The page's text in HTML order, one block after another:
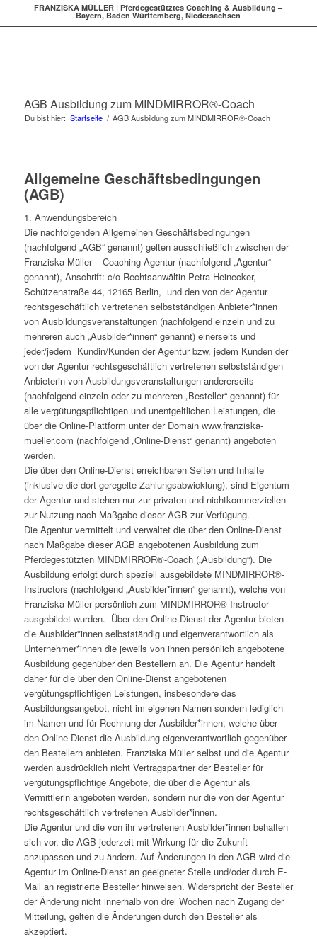
FRANZISKA MÜLLER | Pferdegestütztes Coaching & Ausbildung –
Bayern, Baden Württemberg, Niedersachsen
AGB Ausbildung zum MINDMIRROR®-Coach
Du bist hier: Startseite / AGB Ausbildung zum MINDMIRROR®-Coach
Allgemeine Geschäftsbedingungen
(AGB)
1. Anwendungsbereich
Die nachfolgenden Allgemeinen Geschäftsbedingungen
(nachfolgend „AGB“ genannt) gelten ausschließlich zwischen der
Franziska Müller – Coaching Agentur (nachfolgend „Agentur“
genannt), Anschrift: c/o Rechtsanwältin Petra Heinecker,
Schützenstraße 44, 12165 Berlin, und den von der Agentur
rechtsgeschäftlich vertretenen selbstständigen Anbieter*innen
von Ausbildungsveranstaltungen (nachfolgend einzeln und zu
mehreren auch „Ausbilder*innen“ genannt) einerseits und
jeder/jedem Kundin/Kunden der Agentur bzw. jedem Kunden der
von der Agentur rechtsgeschäftlich vertretenen selbstständigen
Anbieterin von Ausbildungsveranstaltungen andererseits
(nachfolgend einzeln oder zu mehreren „Besteller“ genannt) für
alle vergütungspflichtigen und unentgeltlichen Leistungen, die
über die Online-Plattform unter der Domain www.franziska-
mueller.com (nachfolgend „Online-Dienst“ genannt) angeboten
werden.
Die über den Online-Dienst erreichbaren Seiten und Inhalte
(inklusive die dort geregelte Zahlungsabwicklung), sind Eigentum
der Agentur und stehen nur zur privaten und nichtkommerziellen
zur Nutzung nach Maßgabe dieser AGB zur Verfügung.
Die Agentur vermittelt und verwaltet die über den Online-Dienst
nach Maßgabe dieser AGB angebotenen Ausbildung zum
Pferdegestützten MINDMIRROR®-Coach („Ausbildung“). Die
Ausbildung erfolgt durch speziell ausgebildete MINDMIRROR®-
Instructors (nachfolgend „Ausbilder*innen“ genannt), welche von
Franziska Müller persönlich zum MINDMIRROR®-Instructor
ausgebildet wurden. Über den Online-Dienst der Agentur bieten
die Ausbilder*innen selbstständig und eigenverantwortlich als
Unternehmer*innen die jeweils von ihnen persönlich angebotene
Ausbildung gegenüber den Bestellern an. Die Agentur handelt
daher für die über den Online-Dienst angebotenen
vergütungspflichtigen Leistungen, insbesondere das
Ausbildungsangebot, nicht im eigenen Namen sondern lediglich
im Namen und für Rechnung der Ausbilder*innen, welche über
den Online-Dienst die Ausbildung eigenverantwortlich gegenüber
den Bestellern anbieten. Franziska Müller selbst und die Agentur
werden ausdrücklich nicht Vertragspartner der Besteller für
vergütungspflichtige Angebote, die über die Agentur als
Vermittlerin angeboten werden, sondern nur die von der Agentur
rechtsgeschäftlich vertretenen Ausbilder*innen.
Die Agentur und die von ihr vertretenen Ausbilder*innen behalten
sich vor, die AGB jederzeit mit Wirkung für die Zukunft
anzupassen und zu ändern. Auf Änderungen in den AGB wird die
Agentur im Online-Dienst an geeigneter Stelle und/oder durch E-
Mail an registrierte Besteller hinweisen. Widerspricht der Besteller
der Änderung nicht innerhalb von drei Wochen nach Zugang der
Mitteilung, gelten die Änderungen durch den Besteller als
akzeptiert.